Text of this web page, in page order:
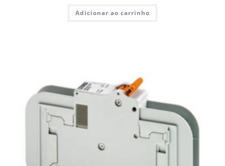
Adicionar ao carrinho